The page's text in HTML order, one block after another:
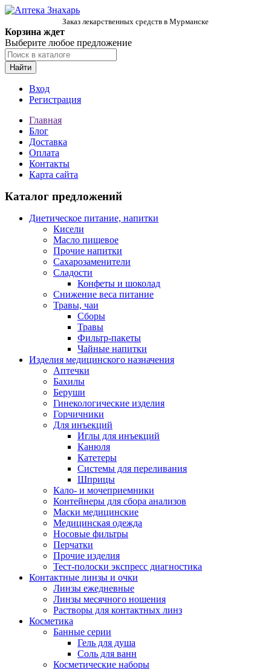
Заказ лекарственных средств в Мурманске
Корзина ждет
Выберите любое предложение
Найти
Вход
Регистрация
Главная
Блог
Доставка
Оплата
Контакты
Карта сайта
Каталог предложений
Диетическое питание, напитки
Кисели
Масло пищевое
Прочие напитки
Сахарозаменители
Сладости
Конфеты и шоколад
Снижение веса питание
Травы, чаи
Сборы
Травы
Фильтр-пакеты
Чайные напитки
Изделия медицинского назначения
Аптечки
Бахилы
Беруши
Гинекологические изделия
Горчичники
Для инъекций
Иглы для инъекций
Канюля
Катетеры
Системы для переливания
Шприцы
Кало- и мочеприемники
Контейнеры для сбора анализов
Маски медицинские
Медицинская одежда
Носовые фильтры
Перчатки
Прочие изделия
Тест-полоски экспресс диагностика
Контактные линзы и очки
Линзы ежедневные
Линзы месячного ношения
Растворы для контактных линз
Косметика
Банные серии
Гель для душа
Соль для ванн
Косметические наборы